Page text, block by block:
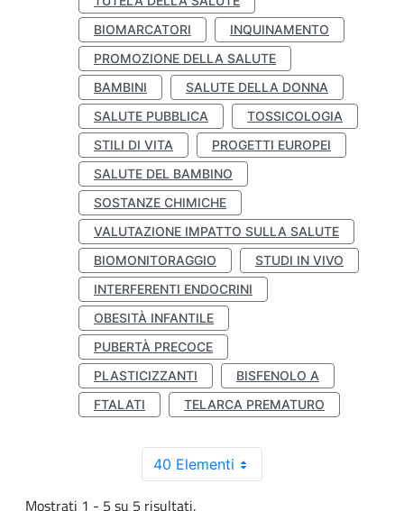
BIOMARCATORI
INQUINAMENTO
PROMOZIONE DELLA SALUTE
BAMBINI
SALUTE DELLA DONNA
SALUTE PUBBLICA
TOSSICOLOGIA
STILI DI VITA
PROGETTI EUROPEI
SALUTE DEL BAMBINO
SOSTANZE CHIMICHE
VALUTAZIONE IMPATTO SULLA SALUTE
BIOMONITORAGGIO
STUDI IN VIVO
INTERFERENTI ENDOCRINI
OBESITÀ INFANTILE
PUBERTÀ PRECOCE
PLASTICIZZANTI
BISFENOLO A
FTALATI
TELARCA PREMATURO
40 Elementi
Mostrati 1 - 5 su 5 risultati.